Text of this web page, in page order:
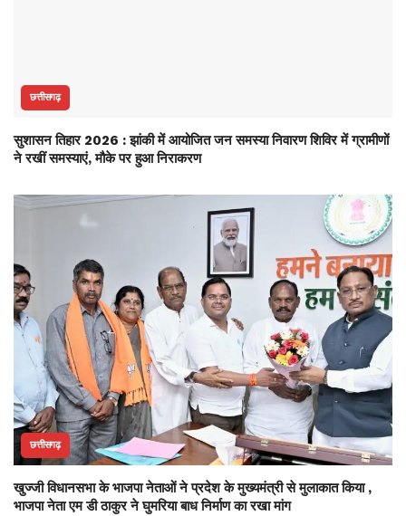
छत्तीसगढ़
सुशासन तिहार 2026 : झांकी में आयोजित जन समस्या निवारण शिविर में ग्रामीणों
ने रखीं समस्याएं, मौके पर हुआ निराकरण
छत्तीसगढ़
खुज्जी विधानसभा के भाजपा नेताओं ने प्रदेश के मुख्यमंत्री से मुलाकात किया ,
भाजपा नेता एम डी ठाकुर ने घुमरिया बाध निर्माण का रखा मांग